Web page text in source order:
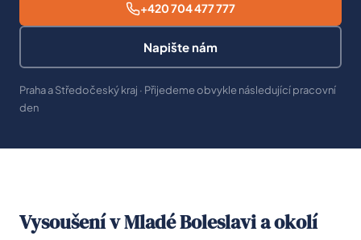
+420 704 477 777
Napište nám
Praha a Středočeský kraj · Přijedeme obvykle následující pracovní
den
Vysoušení v Mladé Boleslavi a okolí